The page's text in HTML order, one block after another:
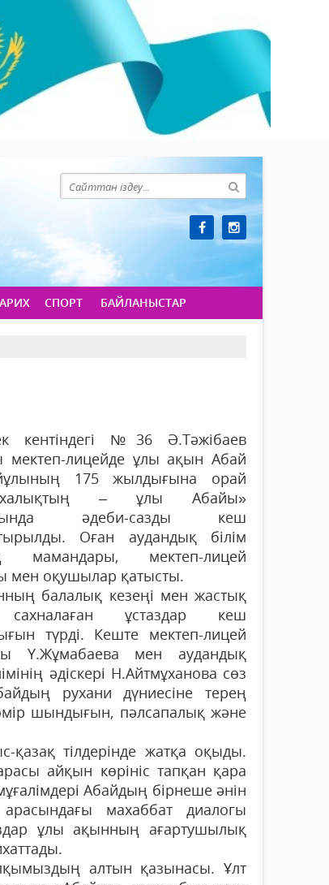
СПОРТ БАЙЛАНЫСТАР
кентіндегі №36 Ә.Тәжібаев
мектеп-лицейде ұлы ақын Абай
175 жылдығына орай
– ұлы Абайы»
әдеби-сазды кеш
Оған аудандық білім
мамандары, мектеп-лицей
мен оқушылар қатысты.
балалық кезеңі мен жастық
ұстаздар кеш
түрді. Кеште мектеп-лицей
Ү.Жұмабаева мен аудандық
әдіскері Н.Айтмұханова сөз
рухани дүниесіне терең
шындығын, пәлсапалық және
тілдерінде жатқа оқыды.
айқын көрініс тапқан қара
Абайдың бірнеше әнін
махаббат диалогы
ұлы ақынның ағартушылық
алтын қазынасы. Ұлт